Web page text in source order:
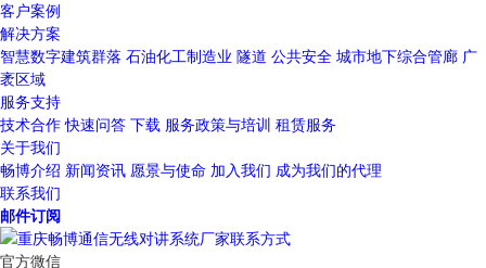
客户案例
解决方案
智慧数字建筑群落 石油化工制造业 隧道 公共安全 城市地下综合管廊 广
袤区域
服务支持
技术合作 快速问答 下载 服务政策与培训 租赁服务
关于我们
畅博介绍 新闻资讯 愿景与使命 加入我们 成为我们的代理
联系我们
邮件订阅
官方微信